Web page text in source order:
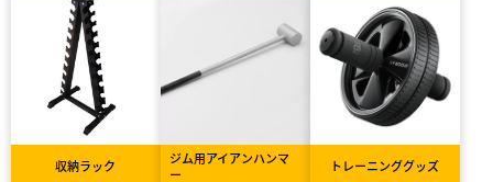
収納ラック
ジム用アイアンハンマ
ー
トレーニンググッズ